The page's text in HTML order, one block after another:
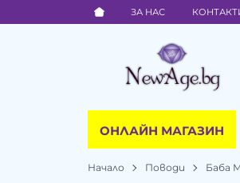
ЗА НАС
ОНЛАЙН МАГАЗИН
Начало Поводи Баба